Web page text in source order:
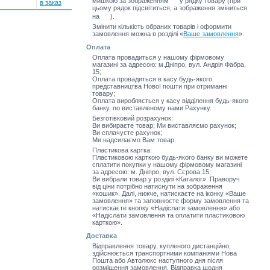
цьому рядок підсвітиться, а зображення зміниться
на
).
Змінити кількість обраних товарів і оформити
замовлення можна в розділі «Ваше замовлення»
Оплата
Оплата провадиться у нашому фірмовому
магазині за адресою: м.Дніпро, вул. Андрія Фабра,
15;
Оплата провадиться в касу будь-якого
представництва Нової пошти при отриманні
товару;
Оплата виробляється у касу відділення будь-якого
банку, по виставленому нами Рахунку.
Безготівковий розрахунок:
Ви вибираєте товар; Ми виставляємо рахунок;
Ви сплачуєте рахунок;
Ми надсилаємо Вам товар.
Пластикова картка:
Пластиковою карткою будь-якого банку ви можете
сплатити покупки у нашому фірмовому магазині
за адресою: м. Дніпро, вул. Сєрова 15;
Ви вибрали товар у розділі «Каталог». Праворуч
від ціни потрібно натиснути на зображення
«кошик». Далі, нижче, натискаєте на іконку «Ваше
замовлення» та заповнюєте форму замовлення та
натискаєте кнопку «Надіслати замовлення» або
«Надіслати замовлення та оплатити пластиковою
карткою».
Доставка
Відправлення товару, купленого дистанційно,
здійснюється транспортними компаніями Нова
Пошта або Автолюкс наступного дня після
розміщення замовлення. Відправка щодня